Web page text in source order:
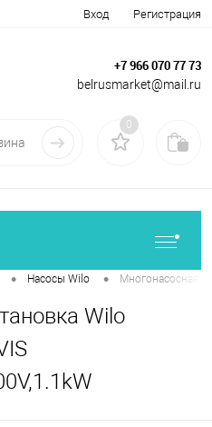
Вход Регистрация
+7 966 070 77 73
belrusmarket@mail.ru
0
• Насосы Wilo • Многонасосная
Wilo